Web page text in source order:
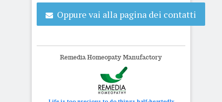
Oppure vai alla pagina dei contatti
Remedia Homeopaty Manufactory